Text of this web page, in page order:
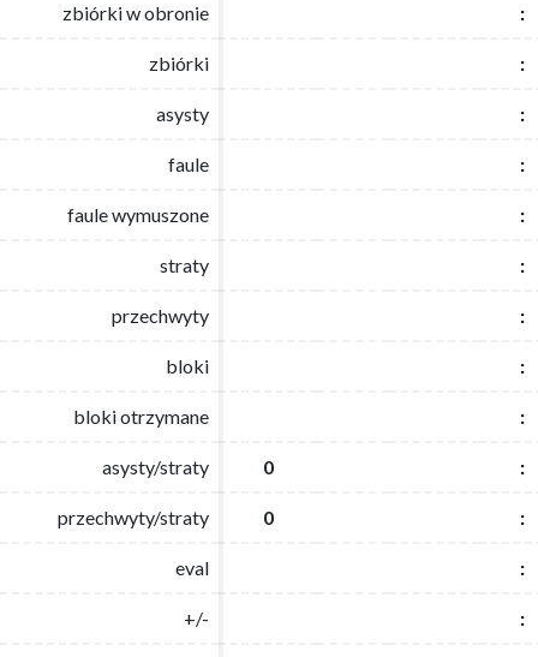
zbiórki w obronie :
zbiórki :
asysty :
faule :
faule wymuszone :
straty :
przechwyty :
bloki :
bloki otrzymane :
asysty/straty 0 :
przechwyty/straty 0 :
eval :
+/- :
zbiórki w obronie :
zbiórki :
asysty :
faule :
faule wymuszone :
straty :
przechwyty :
bloki :
bloki otrzymane :
asysty/straty 0 :
przechwyty/straty 0 :
eval :
+/- :